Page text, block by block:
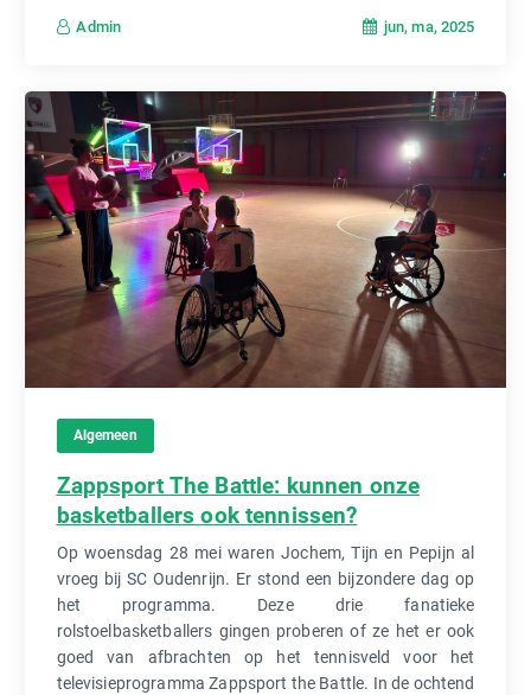
Admin jun, ma, 2025
Algemeen
Zappsport The Battle: kunnen onze
basketballers ook tennissen?
Op woensdag 28 mei waren Jochem, Tijn en Pepijn al
vroeg bij SC Oudenrijn. Er stond een bijzondere dag op
het programma. Deze drie fanatieke
rolstoelbasketballers gingen proberen of ze het er ook
goed van afbrachten op het tennisveld voor het
televisieprogramma Zappsport the Battle. In de ochtend